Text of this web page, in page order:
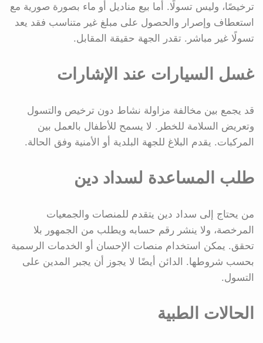
ترخيصًا، وليس تسولًا. أما بيع مناديل أو ماء بصورة صورية مع
استعطاف وإصرار والحصول على مبلغ غير متناسب فقد يعد
تسولًا غير مباشر. تقدر الجهة حقيقة المقابل.
غسل السيارات عند الإشارات
قد يجمع بين مخالفة مزاولة نشاط دون ترخيص والتسول
وتعريض السلامة للخطر. لا يسمح للأطفال بالعمل بين
المركبات. يقدم البلاغ للجهة البلدية أو الأمنية وفق الحالة.
طلب المساعدة لسداد دين
من يحتاج إلى سداد دين يتقدم للمنصات والجمعيات
المرخصة، ولا ينشر رقم حسابه ويطلب من الجمهور بلا
تحقق. يمكن استخدام منصات الإحسان أو الخدمات الرسمية
بحسب شروطها. الدائن أيضًا لا يجوز أن يجبر المدين على
التسول.
الحالات الطبية